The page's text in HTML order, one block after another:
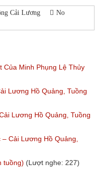
Cải Lương
No
Của Minh Phụng Lệ Thủy
Lương Hồ Quảng, Tuồng
Lương Hồ Quảng, Tuồng
Cải Lương Hồ Quảng,
tuồng) (Lượt nghe: 227)